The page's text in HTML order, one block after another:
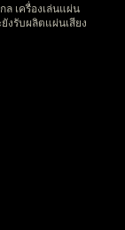
ล เครื่องเล่นแผ่น
งรับผลิตแผ่นเสียง